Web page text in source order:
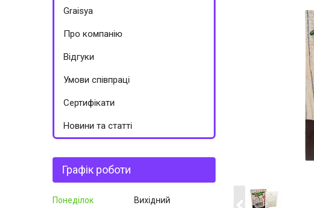
Graisya
Про компанію
Відгуки
Умови співпраці
Сертифікати
Новини та статті
Графік роботи
Понеділок
Вихідний